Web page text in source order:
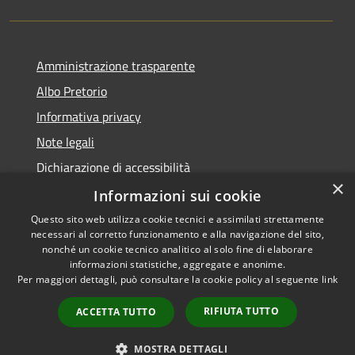
Amministrazione trasparente
Albo Pretorio
Informativa privacy
Note legali
Dichiarazione di accessibilità
Accessibilità
Privacy
Mappa del sito
Comune convenzionato
Astigov
Progetto|Convenzione|
Adesioni
×
Informazioni sui cookie
Questo sito web utilizza cookie tecnici e assimilati strettamente
necessari al corretto funzionamento e alla navigazione del sito,
nonché un cookie tecnico analitico al solo fine di elaborare
informazioni statistiche, aggregate e anonime.
Per maggiori dettagli, può consultare la cookie policy al seguente link
ACCETTA TUTTO RIFIUTA TUTTO
MOSTRA DETTAGLI